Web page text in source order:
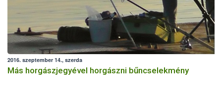
2016. szeptember 14., szerda
Más horgászjegyével horgászni bűncselekmény